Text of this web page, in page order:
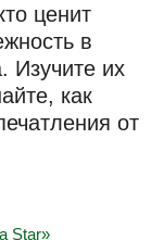
ценит
в
Изучите их
как
от
Star»